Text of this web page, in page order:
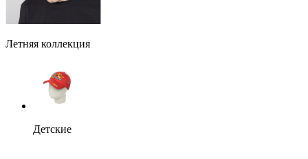
Летняя коллекция
Детские